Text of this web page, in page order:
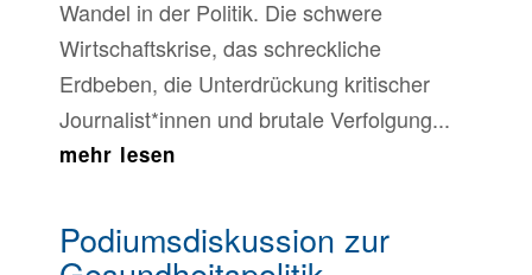
Wandel in der Politik. Die schwere
Wirtschaftskrise, das schreckliche
Erdbeben, die Unterdrückung kritischer
Journalist*innen und brutale Verfolgung...
mehr lesen
Podiumsdiskussion zur